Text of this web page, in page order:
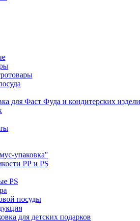
для Фаст Фуда и кондитерских
упаковка"
РР и PS
PS
посуды
для детских подарков